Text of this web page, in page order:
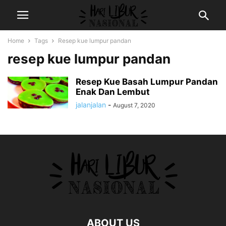
Home Tags Resep kue lumpur pandan
resep kue lumpur pandan
Resep Kue Basah Lumpur Pandan
Enak Dan Lembut
jalanjalan - August 7, 2020
ABOUT US